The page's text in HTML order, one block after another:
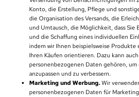
Konto, die Erstellung, Pflege und
die Organisation des Versands, die
und Umtausch, die Möglichkeit, dass Sie
und die Schaffung eines individuellen
indem wir Ihnen beispielsweise Produkte
Ihren Käufen orientieren. Dazu kann
personenbezogenen Daten gehören, um
anzupassen und zu verbessern.
Marketing und Werbung.Wir
personenbezogenen Daten für